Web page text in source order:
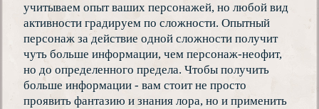
учитываем опыт ваших персонажей, но любой вид
активности градируем по сложности. Опытный
персонаж за действие одной сложности получит
чуть больше информации, чем персонаж-неофит,
но до определенного предела. Чтобы получить
больше информации - вам стоит не просто
проявить фантазию и знания лора, но и применить